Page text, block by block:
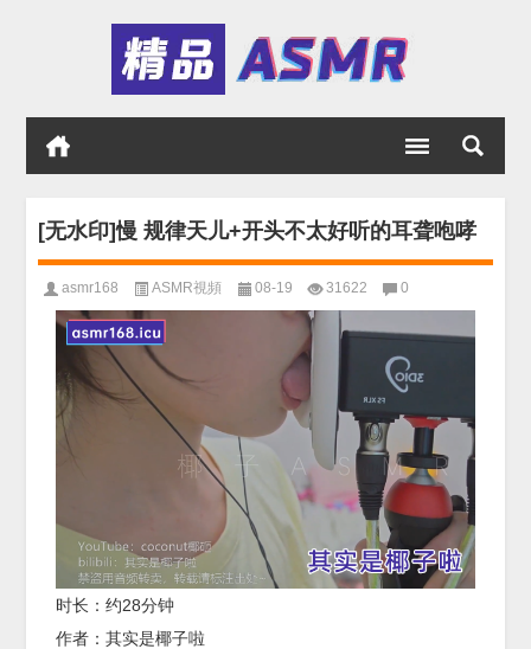
[无水印]慢 规律天儿+开头不太好听的耳聋咆哮
asmr168 ASMR視頻 08-19 31622 0
时长：约28分钟
作者：其实是椰子啦